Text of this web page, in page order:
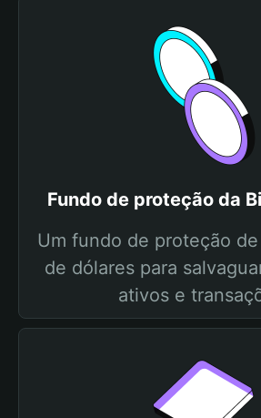
Fundo de proteção da
Um fundo de proteção
de dólares para
ativos e